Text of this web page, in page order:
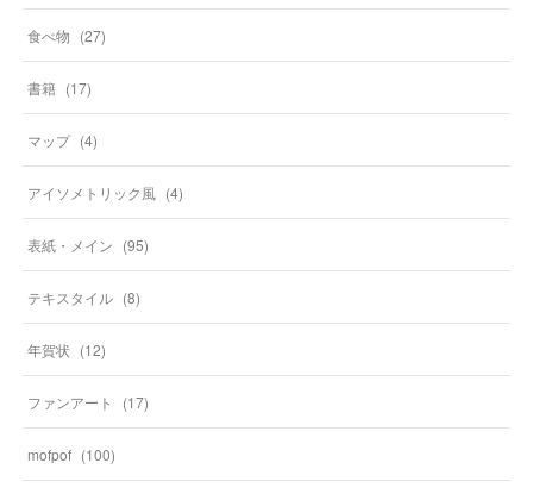
食べ物 (27)
書籍 (17)
マップ (4)
アイソメトリック風 (4)
表紙・メイン (95)
テキスタイル (8)
年賀状 (12)
ファンアート (17)
mofpof (100)